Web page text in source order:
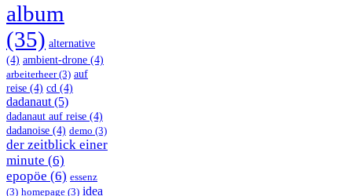
album
(35) alternative
(4) ambient-drone (4)
arbeiterheer(3) auf
reise (4) cd (4)
dadanaut (5)
dadanaut auf reise (4)
dadanoise (4) demo (3)
der zeitblick einer
minute (6)
epopöe (6) essenz
(3) homepage (3) idea